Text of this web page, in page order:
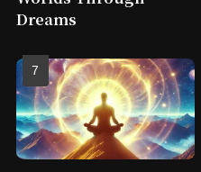
Dreams